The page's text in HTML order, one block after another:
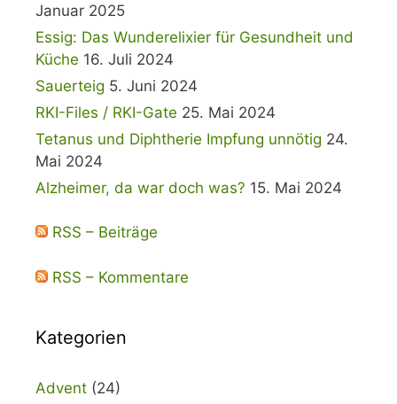
Januar 2025
Essig: Das Wunderelixier für Gesundheit und
Küche 16. Juli 2024
Sauerteig 5. Juni 2024
RKI-Files / RKI-Gate 25. Mai 2024
Tetanus und Diphtherie Impfung unnötig 24.
Mai 2024
Alzheimer, da war doch was? 15. Mai 2024
RSS – Beiträge
RSS – Kommentare
Kategorien
Advent (24)